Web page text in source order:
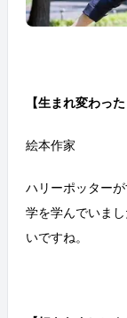
【生まれ変わっ
絵本作家
ハリーポッター
学を学んでいま
いですね。